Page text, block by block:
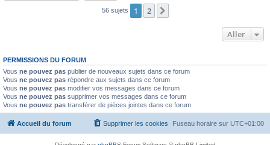
56 sujets 1 2
Aller
PERMISSIONS DU FORUM
Vous ne pouvez pas publier de nouveaux sujets dans ce forum
Vous ne pouvez pas répondre aux sujets dans ce forum
Vous ne pouvez pas modifier vos messages dans ce forum
Vous ne pouvez pas supprimer vos messages dans ce forum
Vous ne pouvez pas transférer de pièces jointes dans ce forum
Accueil du forum Fuseau horaire sur UTC+01:00
Supprimer les cookies